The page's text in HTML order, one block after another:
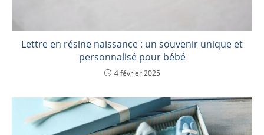
Lettre en résine naissance : un souvenir unique et
personnalisé pour bébé
4 février 2025